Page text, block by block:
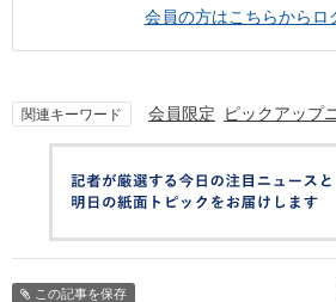
会員の方はこちらからロ
関連キーワード 会員限定 ピックアップ
この記事を保存